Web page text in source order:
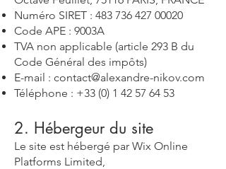
Numéro SIRET : 483 736 427 00020
Code APE : 9003A
TVA non applicable (article 293 B du
Code Général des impôts)
E-mail : contact@alexandre-nikov.com
Téléphone : +33 (0) 1 42 57 64 53
2. Hébergeur du site
Le site est hébergé par Wix Online
Platforms Limited,